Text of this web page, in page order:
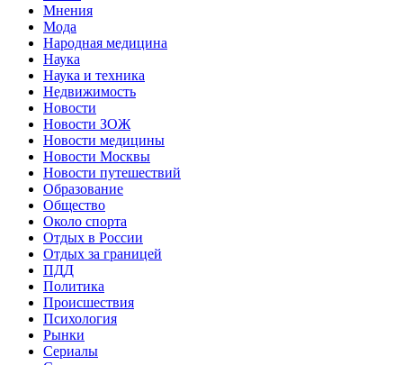
Мнения
Мода
Народная медицина
Наука
Наука и техника
Недвижимость
Новости
Новости ЗОЖ
Новости медицины
Новости Москвы
Новости путешествий
Образование
Общество
Около спорта
Отдых в России
Отдых за границей
ПДД
Политика
Происшествия
Психология
Рынки
Сериалы